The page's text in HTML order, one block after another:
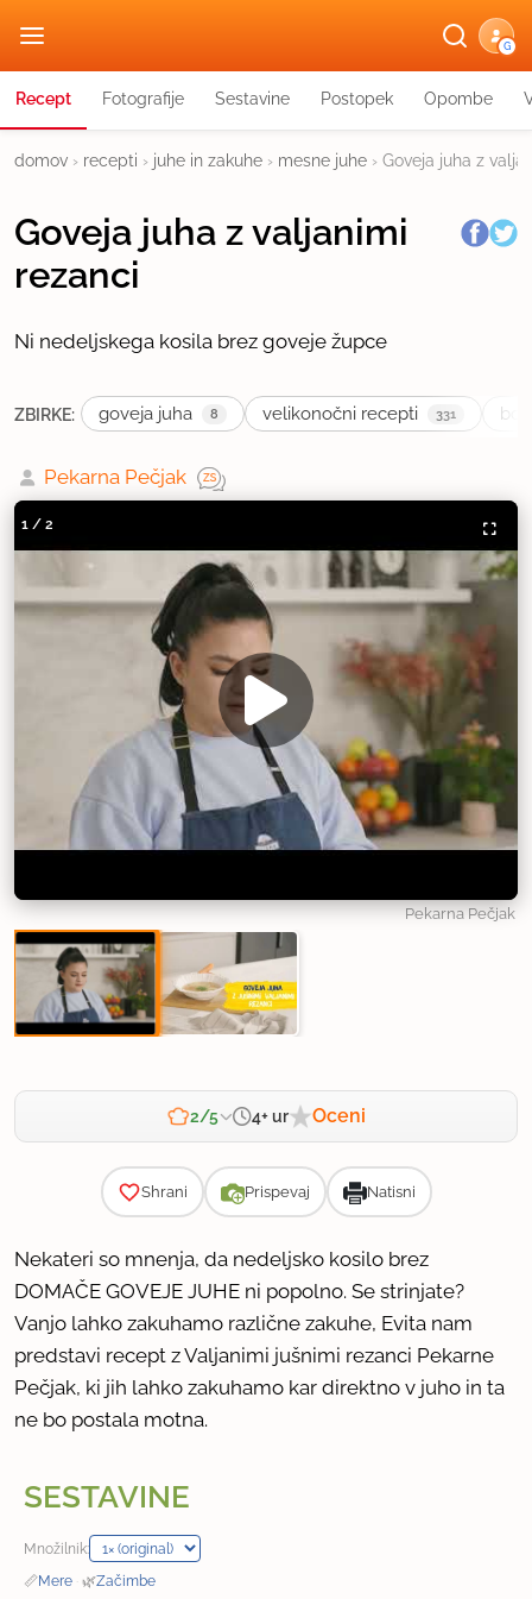
G
Recept Fotografije Sestavine Postopek Opombe
domov › recepti › juhe in zakuhe › mesne juhe › Goveja juha z
Goveja juha z valjanimi
rezanci
Ni nedeljskega kosila brez goveje župce
ZBIRKE: goveja juha 8 velikonočni recepti 331
Pekarna Pečjak
1 / 2
Pekarna Pečjak
2/5 4+ ur Oceni
Shrani Prispevaj Natisni
Nekateri so mnenja, da nedeljsko kosilo brez
DOMAČE GOVEJE JUHE ni popolno. Se strinjate?
Vanjo lahko zakuhamo različne zakuhe, Evita nam
predstavi recept z Valjanimi jušnimi rezanci Pekarne
Pečjak, ki jih lahko zakuhamo kar direktno v juho in ta
ne bo postala motna.
SESTAVINE
Množilnik:
📏Mere · 🌿Začimbe